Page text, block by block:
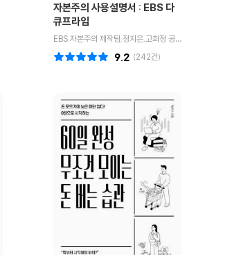
자본주의 사용설명서 : EBS 다
큐프라임
EBS 자본주의 제작팀,정지은,고희정 공저/EBS MEDIA 기획
(242건)
9.2